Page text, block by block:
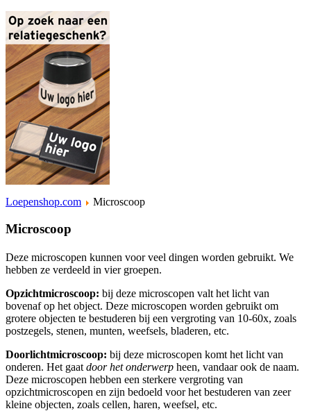
Loepenshop.com Microscoop
Microscoop
Deze microscopen kunnen voor veel dingen worden gebruikt. We
hebben ze verdeeld in vier groepen.
Opzichtmicroscoop: bij deze microscopen valt het licht van
bovenaf op het object. Deze microscopen worden gebruikt om
grotere objecten te bestuderen bij een vergroting van 10-60x, zoals
postzegels, stenen, munten, weefsels, bladeren, etc.
Doorlichtmicroscoop: bij deze microscopen komt het licht van
onderen. Het gaat door het onderwerp heen, vandaar ook de naam.
Deze microscopen hebben een sterkere vergroting van
opzichtmicroscopen en zijn bedoeld voor het bestuderen van zeer
kleine objecten, zoals cellen, haren, weefsel, etc.